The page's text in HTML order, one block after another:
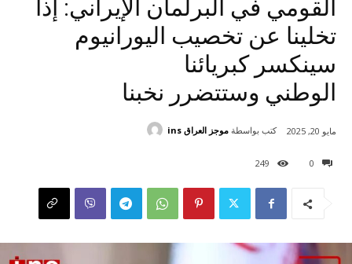
القومي في البرلمان الإيراني: إذا
تخلينا عن تخصيب اليورانيوم
سينكسر كبريائنا
الوطني وستتضرر نخبنا
0
249
مايو 20, 2025 كتب بواسطة موجز العراق ins